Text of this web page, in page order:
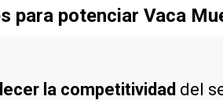
para potenciar Vaca
la competitividad del